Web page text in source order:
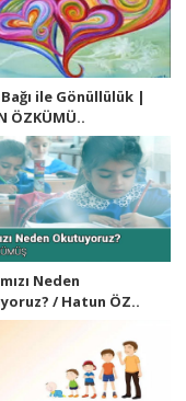
ile Gönüllülük |
ÖZKÜMÜ..
Neden
/ Hatun ÖZ..